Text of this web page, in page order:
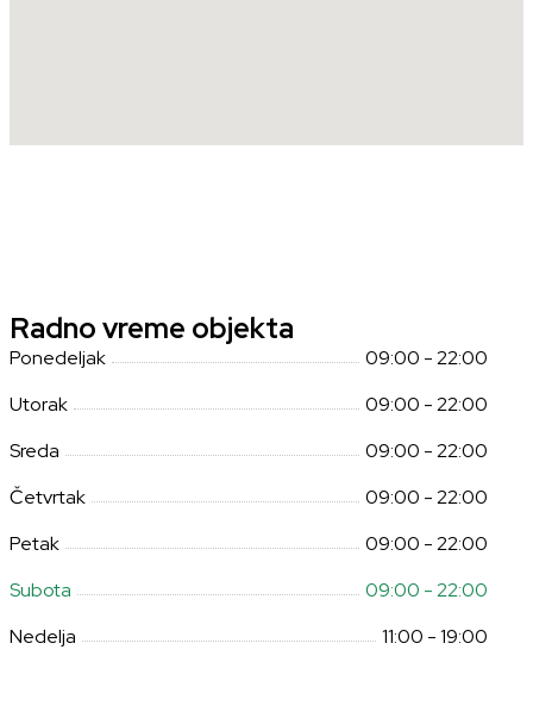
Radno vreme objekta
Ponedeljak
09:00 - 22:00
Utorak
09:00 - 22:00
Sreda
09:00 - 22:00
Četvrtak
09:00 - 22:00
Petak
09:00 - 22:00
Subota
09:00 - 22:00
Nedelja
11:00 - 19:00